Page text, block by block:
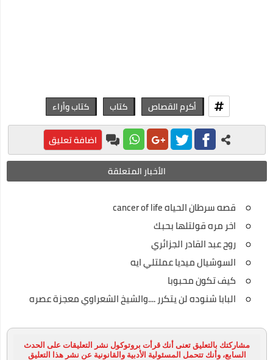
أكرم القصاص كتاب كتاب وأراء
اضافة تعليق
الأخبار المتعلقة
قصه سرطان الحياه cancer of life
اخر مره قولتلها بحبك
روح عبد القادر الجزائري
السوشيال ميديا عملتلي ايه
كيف تكون محبوبا
البابا شنوده لن يتكرر ....والشيخ الشعراوي معجزة عصره
مشاركتك بالتعليق تعنى أنك قرأت بروتوكول نشر التعليقات على الحدث
السابع، وأنك تتحمل المسئولية الأدبية والقانونية عن نشر هذا التعليق